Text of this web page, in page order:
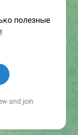
полезные
and join